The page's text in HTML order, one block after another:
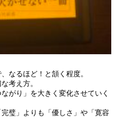
なるほど！と頷く程度。
考え方。
がり」を大きく変化させていく
璧」よりも「優しさ」や「寛容